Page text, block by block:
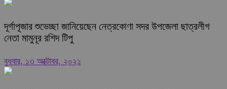
দূর্গাপূজার শুভেচ্ছা জানিয়েছেন নেত্রকোণা সদর উপজেলা ছাত্রলীগ
নেতা মামুনূর রশিদ টিপু
বুধবার, ১৩ অক্টোবর, ২০২১